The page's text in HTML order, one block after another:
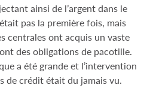
ainsi de l’argent dans le
pas la première fois, mais
centrales ont acquis un vaste
des obligations de pacotille.
a été grande et l’intervention
de crédit était du jamais vu.